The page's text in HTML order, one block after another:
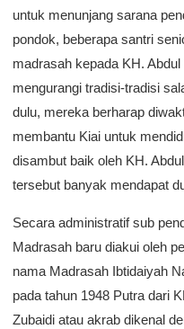
untuk menunjang sarana
pondok, beberapa santri
madrasah kepada KH.
mengurangi tradisi-tradisi
dulu, mereka berharap
membantu Kiai untuk
disambut baik oleh KH.
tersebut banyak mendapat
Secara administratif sub
Madrasah baru diakui oleh
nama Madrasah Ibtidaiyah
pada tahun 1948 Putra dari
Zubaidi atau akrab dikenal